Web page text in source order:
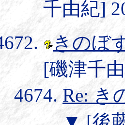
千由紀]
きのぼ
[磯津千
Re: き